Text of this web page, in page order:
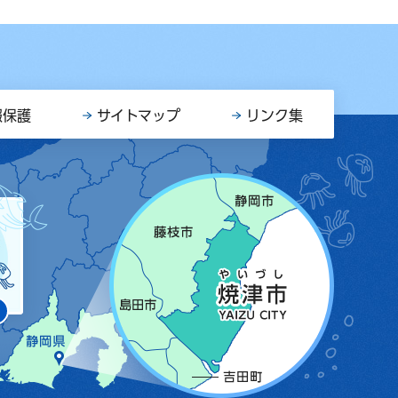
保護 サイトマップ リンク集